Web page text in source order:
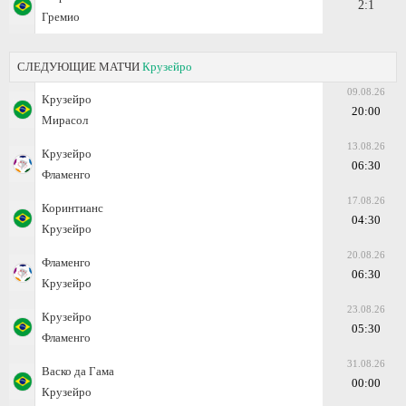
Гремио
2:1
СЛЕДУЮЩИЕ МАТЧИ Крузейро
Крузейро
Мирасол
09.08.26
20:00
Крузейро
Фламенго
13.08.26
06:30
Коринтианс
Крузейро
17.08.26
04:30
Фламенго
Крузейро
20.08.26
06:30
Крузейро
Фламенго
23.08.26
05:30
Васко да Гама
Крузейро
31.08.26
00:00